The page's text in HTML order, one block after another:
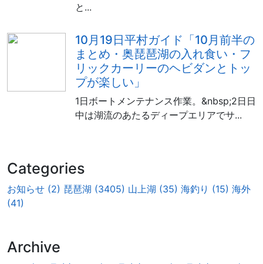
と...
10月19日平村ガイド「10月前半の
まとめ・奥琵琶湖の入れ食い・フ
リックカーリーのヘビダンとトッ
プが楽しい」
1日ボートメンテナンス作業。&nbsp;2日日
中は湖流のあたるディープエリアでサ...
Categories
お知らせ (2) 琵琶湖 (3405) 山上湖 (35) 海釣り (15) 海外
(41)
Archive